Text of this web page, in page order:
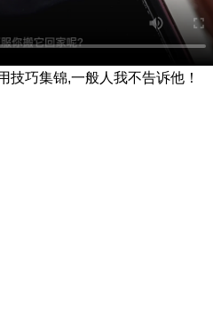
技巧集锦,一般人我不告诉他！